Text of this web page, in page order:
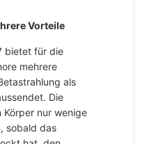
Vorteile
bietet für die
mehrere
als
Die
Körper nur wenige
sobald das